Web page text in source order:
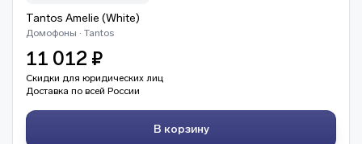
Tantos Amelie (White)
Домофоны · Tantos
11 012 ₽
Скидки для юридических лиц
Доставка по всей России
В корзину